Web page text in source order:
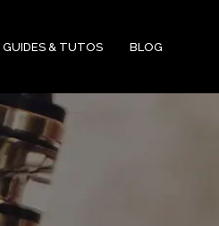
GUIDES & TUTOS BLOG